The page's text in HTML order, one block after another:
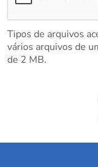
Tipos de arquivos
vários arquivos de
de 2 MB.